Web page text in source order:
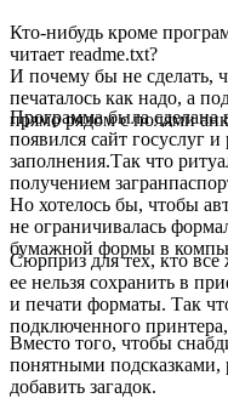
Кто-нибудь кроме
читает readme.txt?
И почему бы не сделать,
печаталось как надо, а
прямо рядом с полями
Программа была сделана
появился сайт госуслуг
заполнения.Так что
получением
Но хотелось бы, чтобы
не ограничивалась
бумажной формы в
Сюрприз для тех, кто все
ее нельзя сохранить в
и печати форматы. Так
подключенного
Вместо того, чтобы
понятными подсказками,
добавить загадок.